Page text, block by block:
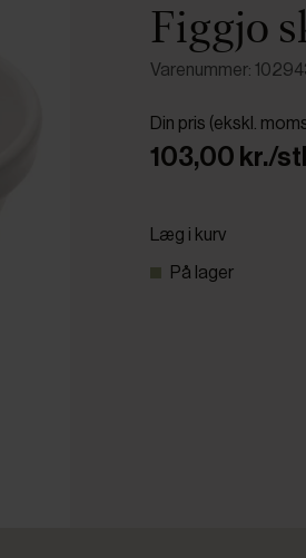
Figgjo
Varenummer:
Din pris (ekskl.
103,00 kr./
Læg i kurv
På lager